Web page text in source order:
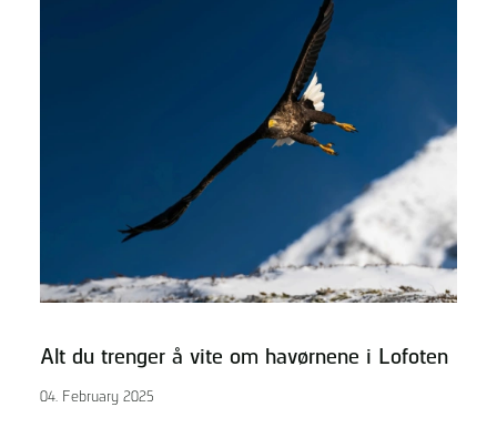
Alt du trenger å vite om havørnene i Lofoten
04. February 2025